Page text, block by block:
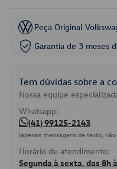
Peça Original
Garantia de 3 meses
Tem dúvidas sobre a
Nossa equipe
Whatsapp:
(41) 99125-2143
(apenas mensagens de texto,
Horário de atendimento:
Segunda à sexta, das 8h